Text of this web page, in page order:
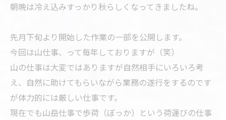
朝晩は冷え込みすっかり秋らしくなってきましたね。
先月下旬より開始した作業の一部を公開します。
今回は山仕事、って毎年しておりますが（笑）
山の仕事は大変ではありますが自然相手にいろいろ考
え、自然に助けてもらいながら業務の遂行をするのです
が体力的には厳しい仕事です。
現在でも山岳仕事で歩荷（ぼっか）という荷運びの仕事